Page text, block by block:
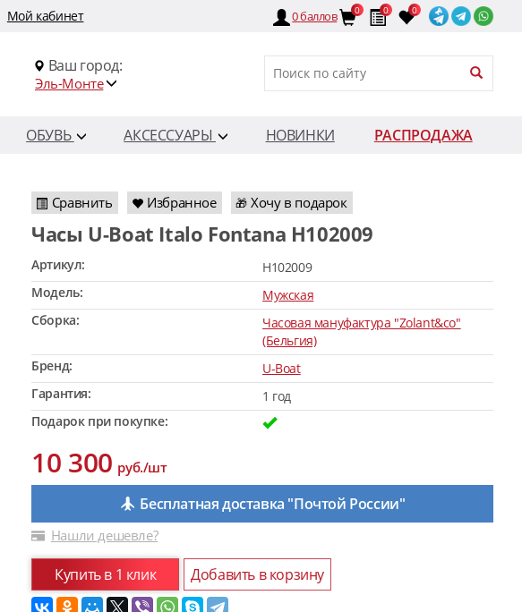
Мой кабинет 0баллов 0 0 0
Ваш город:
Эль-Монте
ОБУВЬ АКСЕССУАРЫ НОВИНКИ
РАСПРОДАЖА
Сравнить Избранное 🎁 Хочу в подарок
Часы U-Boat Italo Fontana H102009
Артикул:
H102009
Модель:
Мужская
Сборка:
Часовая мануфактура "Zolant&co"
(Бельгия)
Бренд:
U-Boat
Гарантия:
1 год
Подарок при покупке:
10 300руб./шт
Бесплатная доставка "Почтой России"
Нашли дешевле?
Купить в 1 клик Добавить в корзину